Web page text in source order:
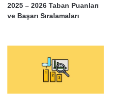
2025 – 2026 Taban Puanları
ve Başarı Sıralamaları